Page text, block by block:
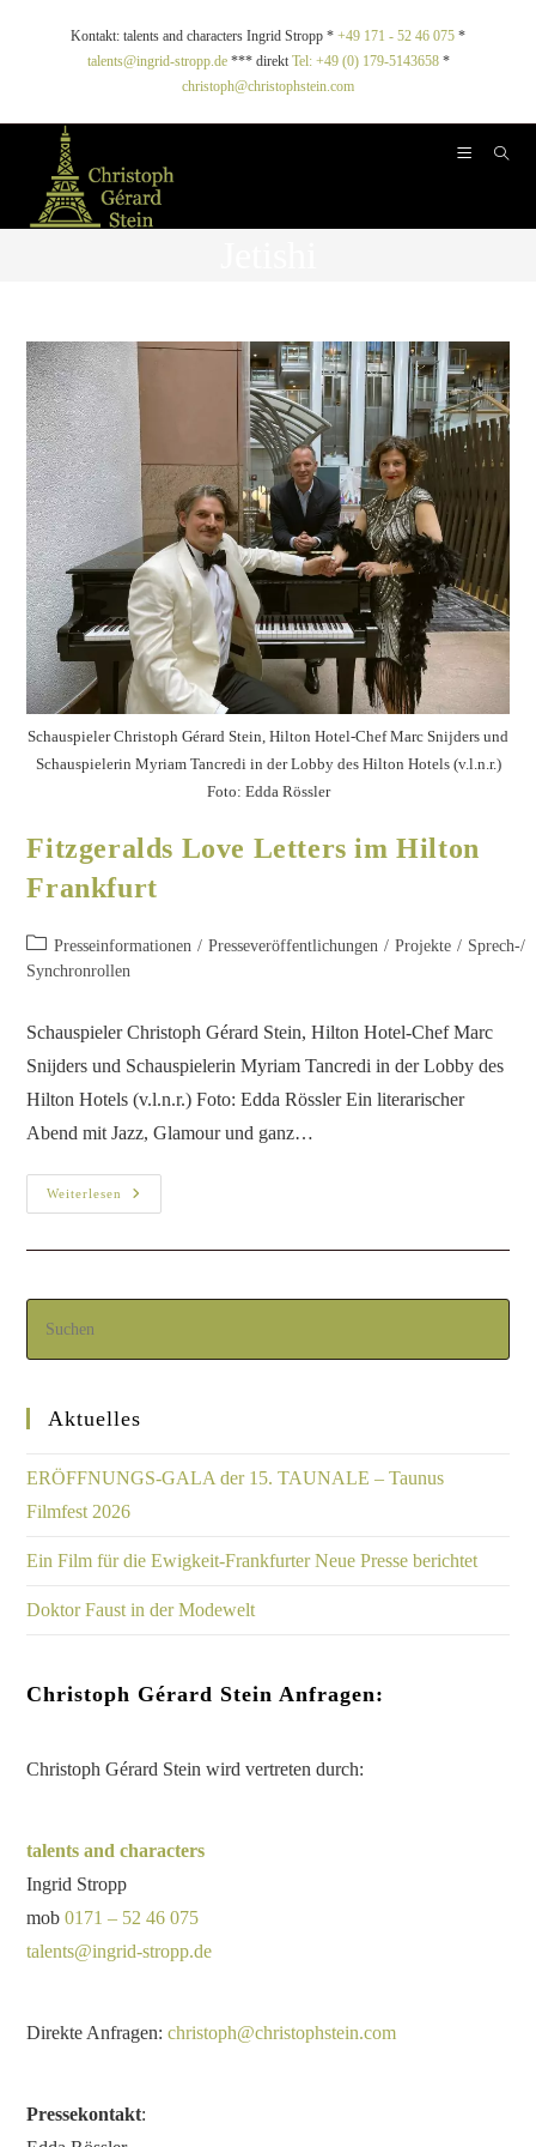
Kontakt: talents and characters Ingrid Stropp * +49 171 - 52 46 075 *
talents@ingrid-stropp.de*** direkt Tel: +49 (0) 179-5143658*
christoph@christophstein.com
Schauspieler Christoph Gérard Stein, Hilton Hotel-Chef Marc Snijders und
Schauspielerin Myriam Tancredi in der Lobby des Hilton Hotels (v.l.n.r.)
Foto: Edda Rössler
Fitzgeralds Love Letters im Hilton
Frankfurt
Presseinformationen / Presseveröffentlichungen / Projekte / Sprech-/
Synchronrollen
Schauspieler Christoph Gérard Stein, Hilton Hotel-Chef Marc
Snijders und Schauspielerin Myriam Tancredi in der Lobby des
Hilton Hotels (v.l.n.r.) Foto: Edda Rössler Ein literarischer
Abend mit Jazz, Glamour und ganz…
Weiterlesen
Aktuelles
ERÖFFNUNGS-GALA der 15. TAUNALE – Taunus
Filmfest 2026
Ein Film für die Ewigkeit-Frankfurter Neue Presse berichtet
Doktor Faust in der Modewelt
Christoph Gérard Stein Anfragen:
Christoph Gérard Stein wird vertreten durch:
talents and characters
Ingrid Stropp
mob0171 – 52 46 075
talents@ingrid-stropp.de
Direkte Anfragen:christoph@christophstein.com
Pressekontakt: